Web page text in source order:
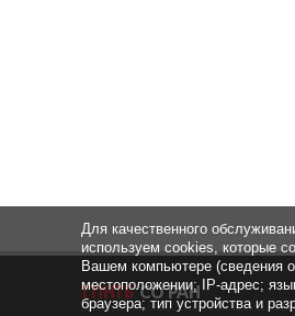
Для качественного
используем cookies, которые
Вашем компьютере (сведения о
местоположении; IP-адрес;
браузера; тип устройства и